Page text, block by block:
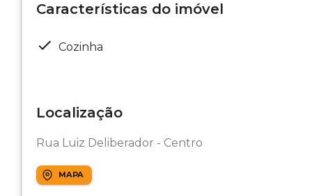
Características do imóvel
Cozinha
Localização
Rua Luiz Deliberador - Centro
MAPA